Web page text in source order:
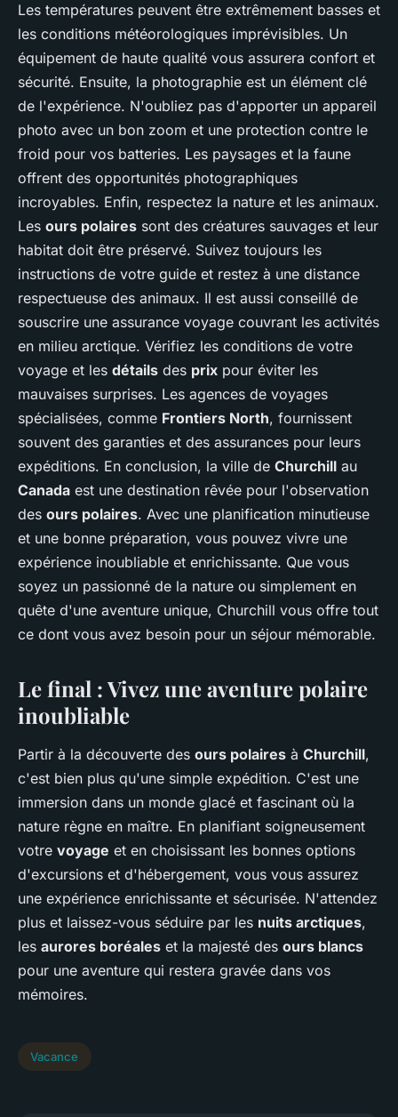
Les températures peuvent être extrêmement basses et
les conditions météorologiques imprévisibles. Un
équipement de haute qualité vous assurera confort et
sécurité. Ensuite, la photographie est un élément clé
de l'expérience. N'oubliez pas d'apporter un appareil
photo avec un bon zoom et une protection contre le
froid pour vos batteries. Les paysages et la faune
offrent des opportunités photographiques
incroyables. Enfin, respectez la nature et les animaux.
Les ours polaires sont des créatures sauvages et leur
habitat doit être préservé. Suivez toujours les
instructions de votre guide et restez à une distance
respectueuse des animaux. Il est aussi conseillé de
souscrire une assurance voyage couvrant les activités
en milieu arctique. Vérifiez les conditions de votre
voyage et les détails des prix pour éviter les
mauvaises surprises. Les agences de voyages
spécialisées, comme Frontiers North, fournissent
souvent des garanties et des assurances pour leurs
expéditions. En conclusion, la ville de Churchill au
Canada est une destination rêvée pour l'observation
des ours polaires. Avec une planification minutieuse
et une bonne préparation, vous pouvez vivre une
expérience inoubliable et enrichissante. Que vous
soyez un passionné de la nature ou simplement en
quête d'une aventure unique, Churchill vous offre tout
ce dont vous avez besoin pour un séjour mémorable.
Le final : Vivez une aventure polaire
inoubliable
Partir à la découverte des ours polaires à Churchill,
c'est bien plus qu'une simple expédition. C'est une
immersion dans un monde glacé et fascinant où la
nature règne en maître. En planifiant soigneusement
votre voyage et en choisissant les bonnes options
d'excursions et d'hébergement, vous vous assurez
une expérience enrichissante et sécurisée. N'attendez
plus et laissez-vous séduire par les nuits arctiques,
les aurores boréales et la majesté des ours blancs
pour une aventure qui restera gravée dans vos
mémoires.
Vacance